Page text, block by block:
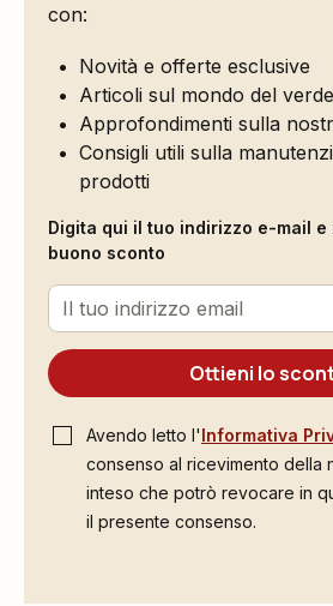
con:
Novità e offerte esclusive
Articoli sul mondo del verde
Approfondimenti sulla
Consigli utili sulla
prodotti
Digita qui il tuo indirizzo e-mail
buono sconto
Ottieni lo
Avendo letto l'Informativa
consenso al ricevimento della
inteso che potrò revocare in
il presente consenso.